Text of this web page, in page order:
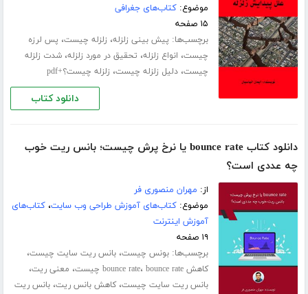
موضوع:کتاب‌های جغرافی
۱۵ صفحه
برچسب‌ها: پیش بینی زلزله، زلزله چیست، پس لرزه
چیست، انواع زلزله، تحقیق در مورد زلزله،شدت زلزله
چیست،دلیل زلزله چیست، زلزله چیست؟+pdf
دانلود کتاب
دانلود کتاب bounce rate یا نرخ پرش چیست؛ بانس ریت خوب
چه عددی است؟
از: مهران منصوری فر
موضوع:کتاب‌های آموزش طراحی وب سایت،کتاب‌های
آموزش اینترنت
۱۹ صفحه
برچسب‌ها:بونس چیست،بانس ریت سایت چیست،
کاهش bounce rate ، bounce rate چیست ، معنی ریت،
بانس ریت سایت چیست،کاهش بانس ریت،بانس ریت